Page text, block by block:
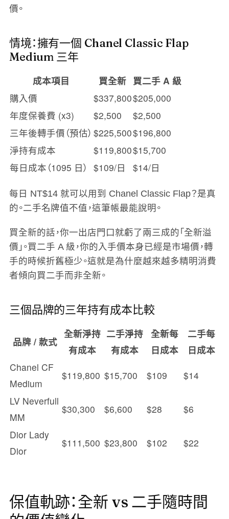
價。
情境：擁有一個 Chanel Classic Flap
Medium 三年
成本項目 買全新 買二手 A 級
購入價
$337,800$205,000
年度保養費 (x3)
$2,500
$2,500
三年後轉手價（預估） $225,500$196,800
淨持有成本
$119,800$15,700
每日成本（1095 日） $109/日 $14/日
每日 NT$14 就可以用到 Chanel Classic Flap？是真
的。二手名牌值不值，這筆帳最能說明。
買全新的話，你一出店門口就虧了兩三成的「全新溢
價」。買二手 A 級，你的入手價本身已經是市場價，轉
手的時候折舊極少。這就是為什麼越來越多精明消費
者傾向買二手而非全新。
三個品牌的三年持有成本比較
品牌 / 款式
全新淨持
有成本
二手淨持
有成本
全新每
日成本
二手每
日成本
Chanel CF
Medium
$119,800 $15,700 $109
$14
LV Neverfull
MM
$30,300 $6,600 $28
$6
Dior Lady
Dior
$111,500 $23,800 $102 $22
保值軌跡：全新 vs 二手隨時間